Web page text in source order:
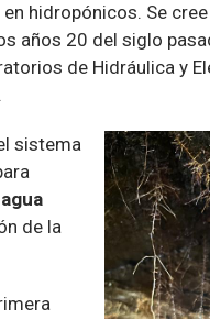
hidropónicos. Se
años 20 del siglo
de Hidráulica y
sistema
de la